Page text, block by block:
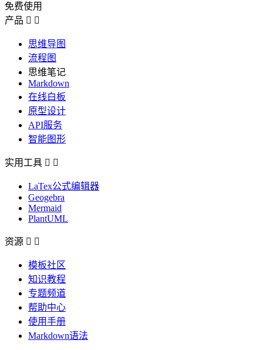
免费使用
产品  
思维导图
流程图
思维笔记
Markdown
在线白板
原型设计
API服务
智能图形
实用工具  
LaTex公式编辑器
Geogebra
Mermaid
PlantUML
资源  
模板社区
知识教程
专题频道
帮助中心
使用手册
Markdown语法